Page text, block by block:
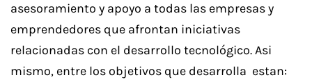
asesoramiento y apoyo a todas las empresas y
emprendedores que afrontan iniciativas
relacionadas con el desarrollo tecnológico. Asi
mismo, entre los objetivos que desarrolla estan: